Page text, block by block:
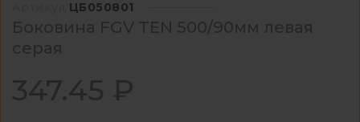
ЦБ050801
Боковина FGV TEN 500/90мм левая
серая
347.45 ₽